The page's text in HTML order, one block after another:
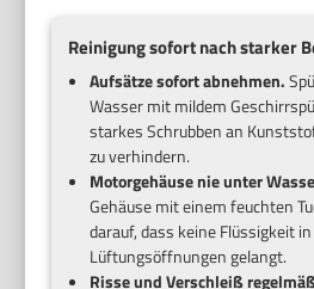
Reinigung sofort nach starker
Aufsätze sofort abnehmen.
Wasser mit mildem
starkes Schrubben an
zu verhindern.
Motorgehäuse nie unter
Gehäuse mit einem feuchten
darauf, dass keine Flüssigkeit
Lüftungsöffnungen gelangt.
Risse und Verschleiß